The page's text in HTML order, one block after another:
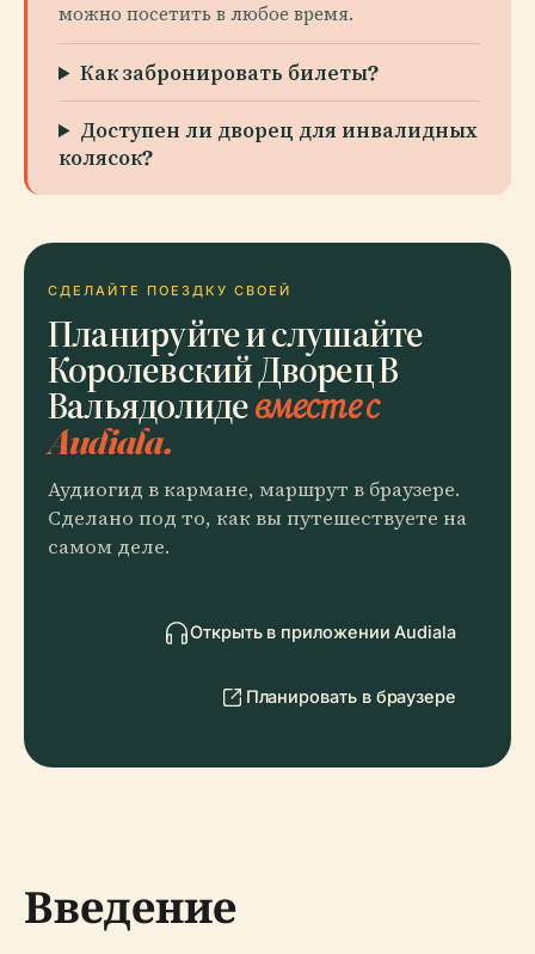
можно посетить в любое время.
Как забронировать билеты?
Доступен ли дворец для инвалидных
колясок?
СДЕЛАЙТЕ ПОЕЗДКУ СВОЕЙ
Планируйте и слушайте
Королевский Дворец В
Вальядолидевместе с
Audiala.
Аудиогид в кармане, маршрут в браузере.
Сделано под то, как вы путешествуете на
самом деле.
Открыть в приложении Audiala
Планировать в браузере
Введение